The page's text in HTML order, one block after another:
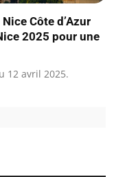
Côte d’Azur
2025 pour une
12 avril 2025.